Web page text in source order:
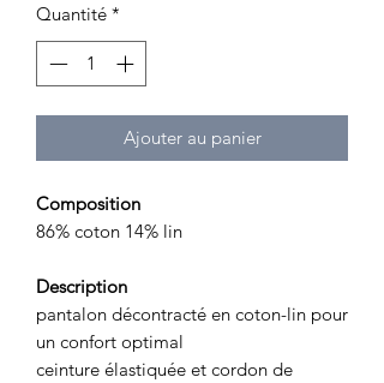
Quantité *
Ajouter au panier
Composition
86% coton 14% lin
Description
pantalon décontracté en coton-lin pour
un confort optimal
ceinture élastiquée et cordon de